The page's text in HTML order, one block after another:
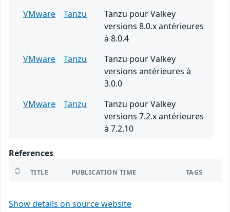
VMware
Tanzu
Tanzu pour Valkey
versions 8.0.x antérieures
à 8.0.4
VMware
Tanzu
Tanzu pour Valkey
versions antérieures à
3.0.0
VMware
Tanzu
Tanzu pour Valkey
versions 7.2.x antérieures
à 7.2.10
References
TITLE PUBLICATION TIME TAGS
Show details on source website